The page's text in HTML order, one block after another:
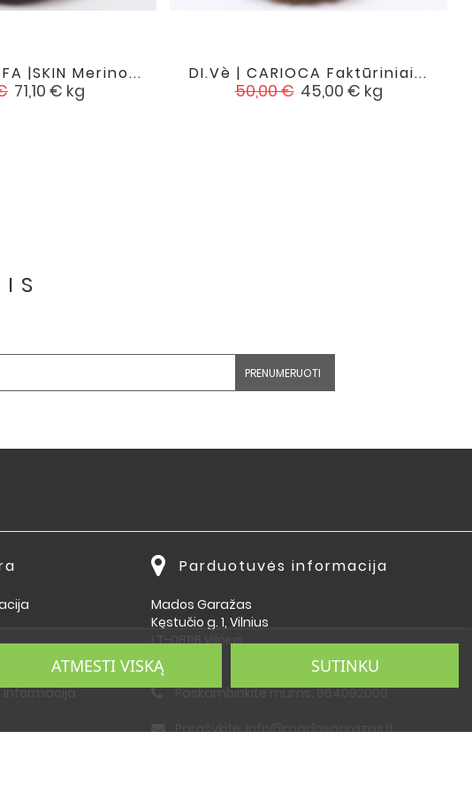
|SKIN Merino...
Kaina
71,10 € kg
 favorite
DI.Vè | CARIOCA Faktūriniai...
Įprasta
50,00 € Kaina
45,00 € kg
 favorite
informacija
Parduotuvės informacija
Mados Garažas
Kęstučio g. 1, Vilnius
LT-08118 Vilnius
Lietuva
Paskambinkite mums:864092009
Parašykite:info@madosgarazas.lt
ATMESTI VISKĄ SUTINKU